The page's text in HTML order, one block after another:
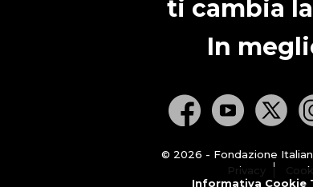
ti cambia
In
© 2026 - Fondazione
Privacy
Informativa Cookie